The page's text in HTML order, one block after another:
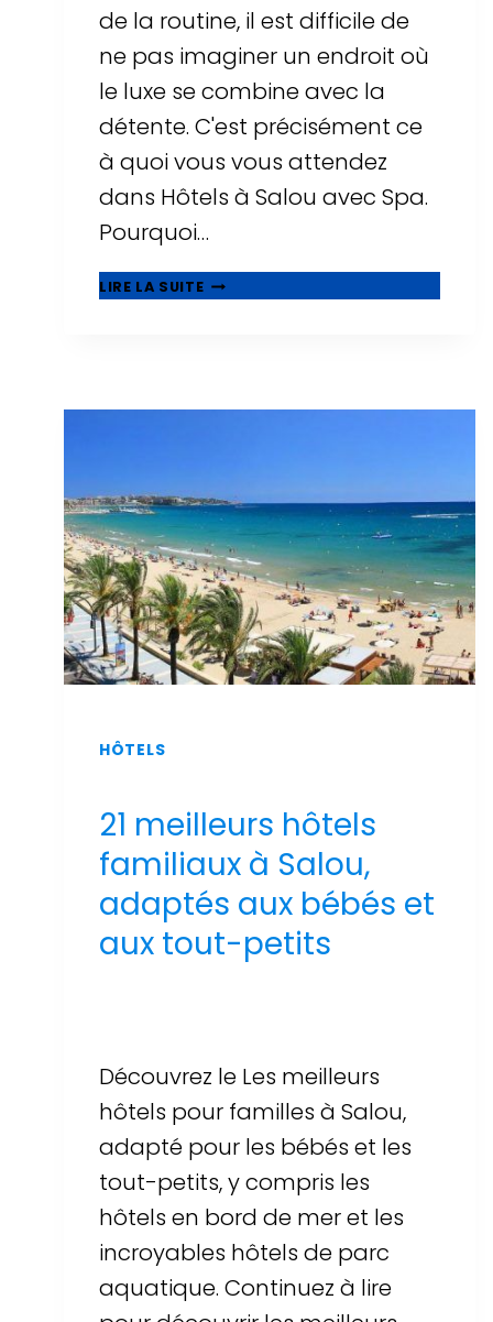
de la routine, il est difficile de
ne pas imaginer un endroit où
le luxe se combine avec la
détente. C'est précisément ce
à quoi vous vous attendez
dans Hôtels à Salou avec Spa.
Pourquoi…
LIRE LA SUITEUNE
AVENTURE
DÉTENTE
HÔTELS
DE
SALOU
AVEC
UN
SPA
AU
MEILLEUR
PRIX
HÔTELS
21 meilleurs hôtels
familiaux à Salou,
adaptés aux bébés et
aux tout-petits
Découvrez le Les meilleurs
hôtels pour familles à Salou,
adapté pour les bébés et les
tout-petits, y compris les
hôtels en bord de mer et les
incroyables hôtels de parc
aquatique. Continuez à lire